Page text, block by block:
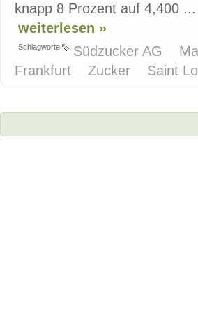
knapp 8 Prozent auf 4,400 ...
weiterlesen »
Schlagworte Südzucker AG
Frankfurt
Zucker Saint